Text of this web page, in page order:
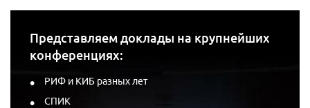
Представляем доклады на крупнейших
конференциях:
РИФ и КИБ разных лет
СПИК